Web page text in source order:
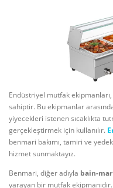
Endüstriyel mutfak
sahiptir. Bu ekipmanlar
yiyecekleri istenen sıcaklıkta
gerçekleştirmek için kullanılır.
benmari bakımı, tamiri ve
hizmet sunmaktayız.
Benmari, diğer adıyla bain-
yarayan bir mutfak